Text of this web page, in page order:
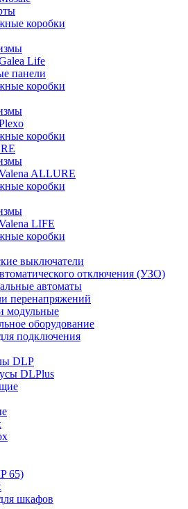
коробки
Life
панели
коробки
коробки
ALLURE
коробки
LIFE
коробки
выключатели
отключения (УЗО)
автоматы
перенапряжений
модульные
оборудование
подключения
DLP
DLPlus
65)
шкафов